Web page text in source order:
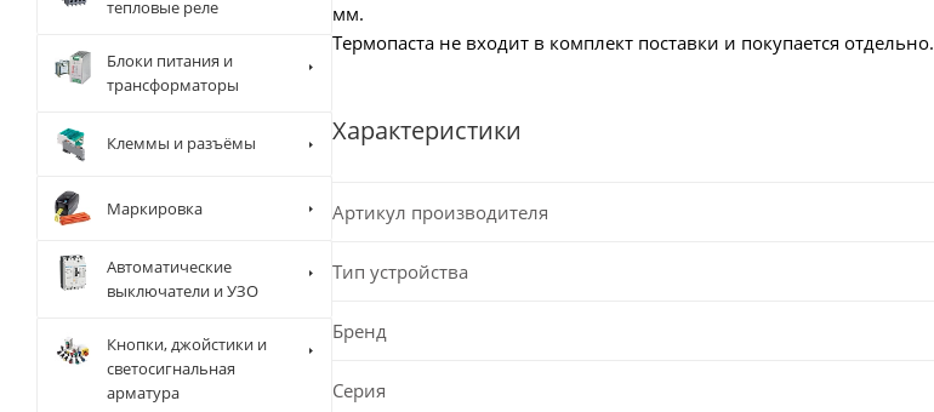
мм.
Термопаста не входит в комплект поставки и покупается отдельно.
Характеристики
Артикул производителя
Тип устройства
Бренд
Серия
тепловые реле
Блоки питания и
трансформаторы
Клеммы и разъёмы
Маркировка
Автоматические
выключатели и УЗО
Кнопки, джойстики и
светосигнальная
арматура